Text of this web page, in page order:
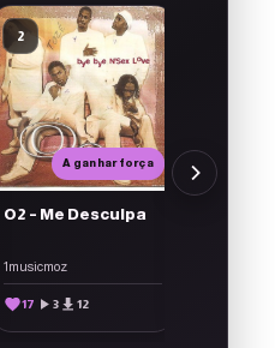
wp-
artists/assets/verificado-
2
A ganhar força
O2 – Me Desculpa
1musicmoz
17 3 12